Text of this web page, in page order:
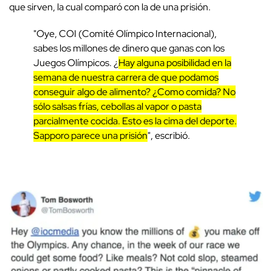
que sirven, la cual comparó con la de una prisión.
"Oye, COI (Comité Olímpico Internacional),
sabes los millones de dinero que ganas con los
Juegos Olímpicos. ¿Hay alguna posibilidad en la
semana de nuestra carrera de que podamos
conseguir algo de alimento? ¿Como comida? No
sólo salsas frías, cebollas al vapor o pasta
parcialmente cocida. Esto es la cima del deporte.
Sapporo parece una prisión", escribió.